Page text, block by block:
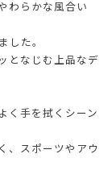
わらかな風合い
した。
となじむ上品なデ
く手を拭くシーン
、スポーツやアウ